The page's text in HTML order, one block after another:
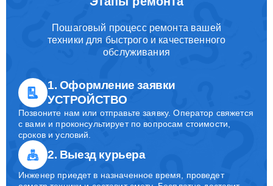
Этапы ремонта
Пошаговый процесс ремонта вашей
техники для быстрого и качественного
обслуживания
1. Оформление заявки
УСТРОЙСТВО
Позвоните нам или отправьте заявку. Оператор свяжется
с вами и проконсультирует по вопросам стоимости,
сроков и условий.
2. Выезд курьера
Инженер приедет в назначенное время, проведет